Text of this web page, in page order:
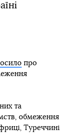
про
та
обмеження
Туреччині